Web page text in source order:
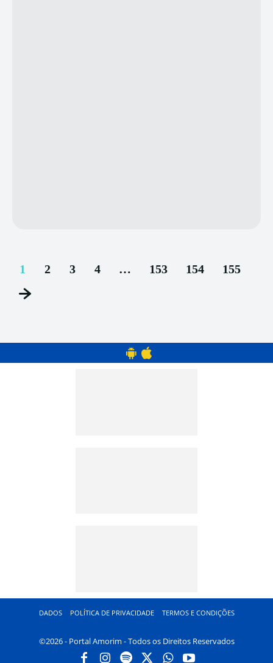
1 2 3 4 … 153 154 155
DADOS POLÍTICA DE PRIVACIDADE TERMOS E CONDIÇÕES
©2026 - Portal Amorim - Todos os Direitos Reservados